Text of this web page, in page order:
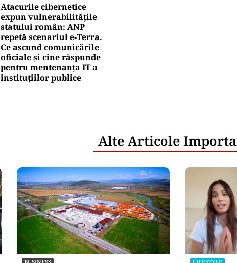
Atacurile cibernetice
expun vulnerabilitățile
statului român: ANP
repetă scenariul e‑Terra.
Ce ascund comunicările
oficiale și cine răspunde
pentru mentenanța IT a
instituțiilor publice
Alte Articole